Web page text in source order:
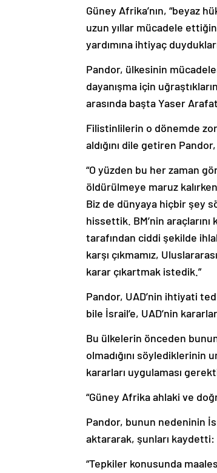
Güney Afrika’nın, “beyaz
uzun yıllar mücadele
yardımına ihtiyaç
Pandor, ülkesinin
dayanışma için
arasında başta Yaser
Filistinlilerin o dönemde
aldığını dile getiren
“O yüzden bu her zaman
öldürülmeye maruz
Biz de dünyaya hiçbir şey
hissettik. BM’nin
tarafından ciddi şekilde
karşı çıkmamız,
karar çıkartmak istedik.”
Pandor, UAD’nin ihtiyati
bile İsrail’e, UAD’nin
Bu ülkelerin önceden
olmadığını söylediklerinin
kararları uygulaması
“Güney Afrika ahlaki ve
Pandor, bunun nedeninin
aktararak, şunları kaydetti:
“Tepkiler konusunda